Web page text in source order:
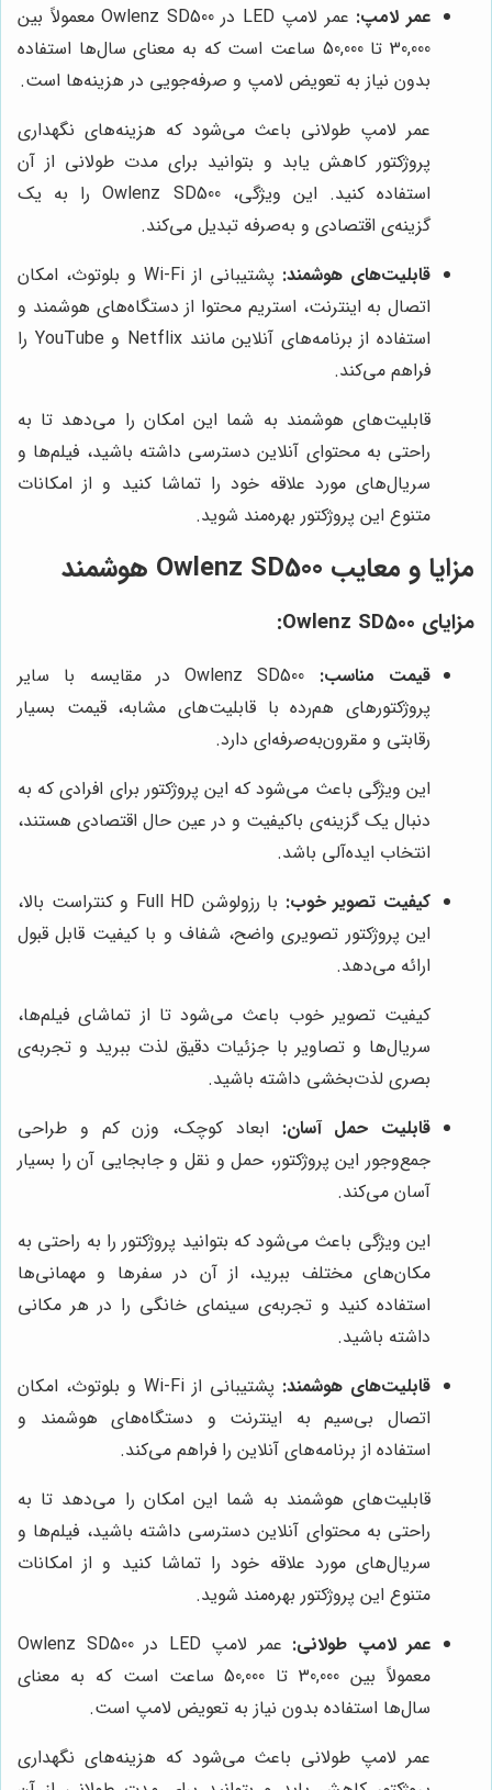
عمر لامپ:
عمر لامپ LED در Owlenz SD500 معمولاً بین
30,000 تا 50,000 ساعت است که به معنای سال‌ها استفاده
بدون نیاز به تعویض لامپ و صرفه‌جویی در هزینه‌ها است.
عمر لامپ طولانی باعث می‌شود که هزینه‌های نگهداری
پروژکتور کاهش یابد و بتوانید برای مدت طولانی از آن
استفاده کنید. این ویژگی، Owlenz SD500 را به یک
گزینه‌ی اقتصادی و به‌صرفه تبدیل می‌کند.
قابلیت‌های هوشمند:
پشتیبانی از Wi-Fi و بلوتوث، امکان
اتصال به اینترنت، استریم محتوا از دستگاه‌های هوشمند و
استفاده از برنامه‌های آنلاین مانند Netflix و YouTube را
فراهم می‌کند.
قابلیت‌های هوشمند به شما این امکان را می‌دهد تا به
راحتی به محتوای آنلاین دسترسی داشته باشید، فیلم‌ها و
سریال‌های مورد علاقه خود را تماشا کنید و از امکانات
متنوع این پروژکتور بهره‌مند شوید.
مزایا و معایب Owlenz SD500 هوشمند
مزایای Owlenz SD500:
قیمت مناسب:
Owlenz SD500 در مقایسه با سایر
پروژکتورهای هم‌رده با قابلیت‌های مشابه، قیمت بسیار
رقابتی و مقرون‌به‌صرفه‌ای دارد.
این ویژگی باعث می‌شود که این پروژکتور برای افرادی که به
دنبال یک گزینه‌ی باکیفیت و در عین حال اقتصادی هستند،
انتخاب ایده‌آلی باشد.
کیفیت تصویر خوب:
با رزولوشن Full HD و کنتراست بالا،
این پروژکتور تصویری واضح، شفاف و با کیفیت قابل قبول
ارائه می‌دهد.
کیفیت تصویر خوب باعث می‌شود تا از تماشای فیلم‌ها،
سریال‌ها و تصاویر با جزئیات دقیق لذت ببرید و تجربه‌ی
بصری لذت‌بخشی داشته باشید.
قابلیت حمل آسان: ابعاد کوچک، وزن کم و طراحی
جمع‌وجور این پروژکتور، حمل و نقل و جابجایی آن را بسیار
آسان می‌کند.
این ویژگی باعث می‌شود که بتوانید پروژکتور را به راحتی به
مکان‌های مختلف ببرید، از آن در سفرها و مهمانی‌ها
استفاده کنید و تجربه‌ی سینمای خانگی را در هر مکانی
داشته باشید.
قابلیت‌های هوشمند:
پشتیبانی از Wi-Fi و بلوتوث، امکان
اتصال بی‌سیم به اینترنت و دستگاه‌های هوشمند و
استفاده از برنامه‌های آنلاین را فراهم می‌کند.
قابلیت‌های هوشمند به شما این امکان را می‌دهد تا به
راحتی به محتوای آنلاین دسترسی داشته باشید، فیلم‌ها و
سریال‌های مورد علاقه خود را تماشا کنید و از امکانات
متنوع این پروژکتور بهره‌مند شوید.
عمر لامپ طولانی:
عمر لامپ LED در Owlenz SD500
معمولاً بین 30,000 تا 50,000 ساعت است که به معنای
سال‌ها استفاده بدون نیاز به تعویض لامپ است.
عمر لامپ طولانی باعث می‌شود که هزینه‌های نگهداری